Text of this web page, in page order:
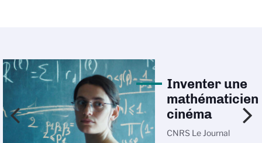
Inventer une
cinéma
CNRS Le Journal